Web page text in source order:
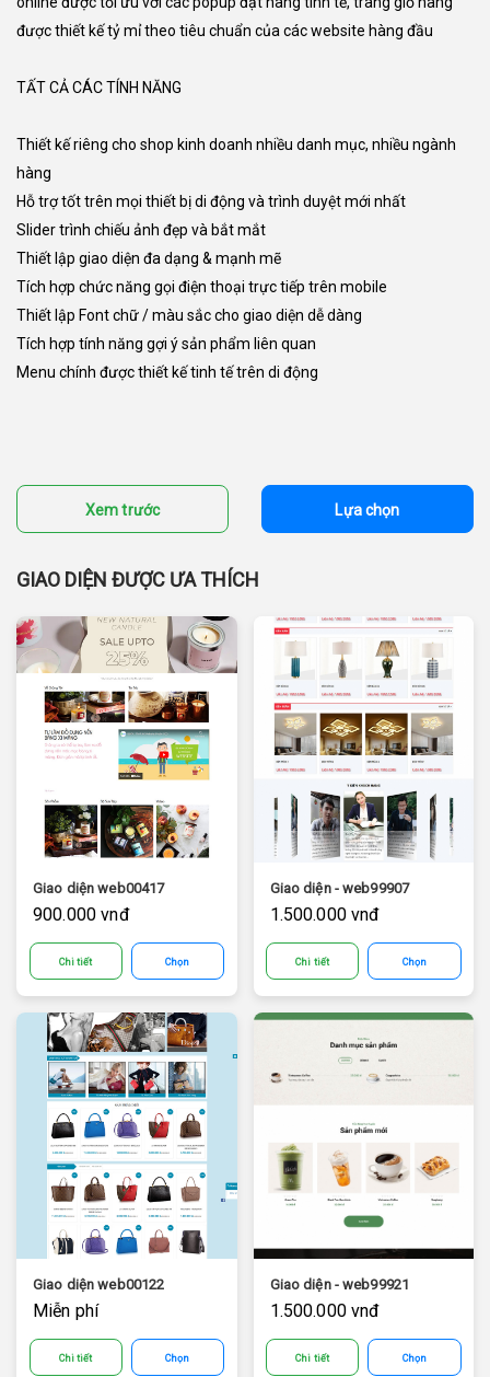
được thiết kế tỷ mỉ theo tiêu chuẩn của các website hàng đầu
TẤT CẢ CÁC TÍNH NĂNG
Thiết kế riêng cho shop kinh doanh nhiều danh mục, nhiều ngành
hàng
Hỗ trợ tốt trên mọi thiết bị di động và trình duyệt mới nhất
Slider trình chiếu ảnh đẹp và bắt mắt
Thiết lập giao diện đa dạng & mạnh mẽ
Tích hợp chức năng gọi điện thoại trực tiếp trên mobile
Thiết lập Font chữ / màu sắc cho giao diện dễ dàng
Tích hợp tính năng gợi ý sản phẩm liên quan
Menu chính được thiết kế tinh tế trên di động
Xem trước Lựa chọn
GIAO DIỆN ĐƯỢC ƯA THÍCH
Giao diện web00417
900.000 vnđ
Chi tiết Chọn
Giao diện - web99907
1.500.000 vnđ
Chi tiết Chọn
Giao diện web00122
Miễn phí
Chi tiết Chọn
Giao diện - web99921
1.500.000 vnđ
Chi tiết Chọn